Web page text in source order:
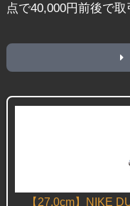
点で40,000円前後で取
【27.0cm】NIKE